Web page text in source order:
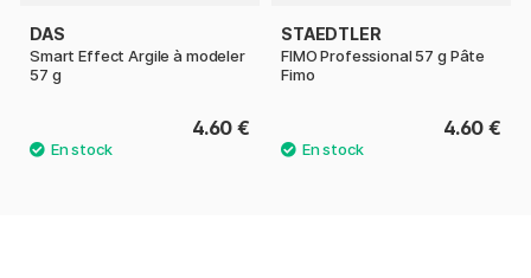
DAS
Smart Effect Argile à modeler
57 g
4.60 €
STAEDTLER
FIMO Professional 57 g Pâte
Fimo
4.60 €